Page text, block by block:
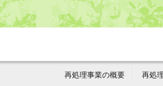
再処理事業の概要 再処